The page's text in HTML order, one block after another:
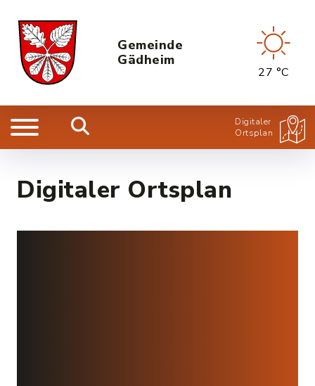
Gemeinde
Gädheim
27 °C
Digitaler
Ortsplan
Digitaler Ortsplan